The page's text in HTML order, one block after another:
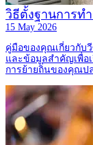
วิธีตั้งฐานการท
15 May 2026
คู่มือของคุณเกี่ยวกับ
และข้อมูลสำคัญเพื่อ
การย้ายถิ่นของคุณป